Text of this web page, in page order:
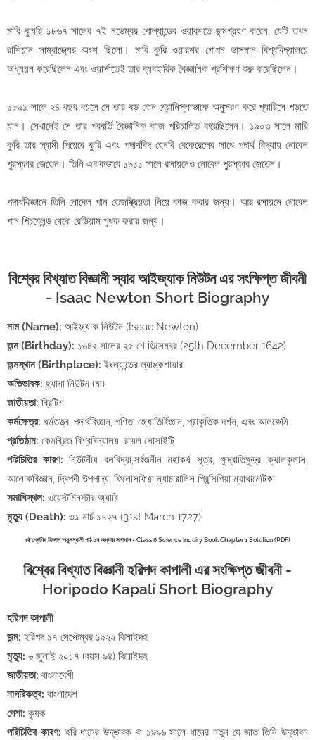
মারি ক্যুরি ১৮৬৭ সালের ৭ই নভেম্বর পোল্যান্ডের ওয়ারশতে জন্মগ্রহণ করেন, যেটি তখন
রাশিয়ান সাম্রাজ্যের অংশ ছিলো। মারি কুরি ওয়ারশর গোপন ভাসমান বিশ্ববিদ্যালয়ে
অধ্যয়ন করেছিলেন এবং ওয়ার্সাতেই তার ব্যবহারিক বৈজ্ঞানিক প্রশিক্ষণ শুরু করেছিলেন।
১৮৯১ সালে ২৪ বছর বয়সে সে তার বড় বোন ব্রোনিস্লাভাকে অনুসরণ করে প্যারিসে পড়তে
যান। সেখানেই সে তার পরবর্তি বৈজ্ঞানিক কাজ পরিচালিত করেছিলেন। ১৯০৩ সালে মারি
কুরি তার স্বামী পিয়েরে কুরি এবং পদার্থবিদ হেনরি বেকেরেলের সাথে পদার্থ বিদ্যায় নোবেল
পুরস্কার জেতেন। তিনি এককভাবে ১৯১১ সালে রসায়নেও নোবেল পুরস্কার জেতেন।
পদার্থবিজ্ঞানে তিনি নোবেল পান তেজষ্ক্রিয়তা নিয়ে কাজ করার জন্য। আর রসায়নে নোবেল
পান পিচব্লেন্ড থেকে রেডিয়াম পৃথক করার জন্য।
বিশ্বের বিখ্যাত বিজ্ঞানী স্যার আইজ্যাক নিউটন এর সংক্ষিপ্ত জীবনী
- Isaac Newton Short Biography
নাম (Name): আইজ্যাক নিউটন (Isaac Newton)
জন্ম (Birthday): ১৬৪২ সালের ২৫ শে ডিসেম্বর (25th December 1642)
জন্মস্থান (Birthplace): ইংল্যান্ডের ল্যাঙ্কশায়ার
অভিভাবক:হ্যানা নিউটন (মা)
জাতীয়তা: ব্রিটিশ
কর্মক্ষেত্র: ধর্মতত্ত্ব, পদার্থবিজ্ঞান, গণিত, জ্যোতির্বিজ্ঞান, প্রাকৃতিক দর্শন, এবং আলকেমি
প্রতিষ্ঠান: কেমব্রিজ বিশ্ববিদ্যালয়, রয়েল সোসাইটি
পরিচিতির কারণ: নিউটনীয় বলবিদ্যা,সর্বজনীন মহাকর্ষ সূত্র, ক্ষুদ্রাতিক্ষুদ্র ক্যালকুলাস,
আলোকবিজ্ঞান, দ্বিপদী উপপাদ্য, ফিলোসফিয়া ন্যাচারালিস প্রিন্সিপিয়া ম্যাথামেটিকা
সমাধিস্থল: ওয়েস্টমিনস্টার অ্যাবি
মৃত্যু (Death): ৩১ মার্চ ১৭২৭ (31st March 1727)
৬ষ্ঠ শ্রেণির বিজ্ঞান অনুসন্ধানী পাঠ ১ম অধ্যায় সমাধান - Class 6 Science Inquiry Book Chapter 1 Solution (PDF)
বিশ্বের বিখ্যাত বিজ্ঞানী হরিপদ কাপালী এর সংক্ষিপ্ত জীবনী -
Horipodo Kapali Short Biography
হরিপদ কাপালী
জন্ম: হরিপদ ১৭ সেপ্টেম্বর ১৯২২ ঝিনাইদহ
মৃত্যু: ৬ জুলাই ২০১৭ (বয়স ৯৪) ঝিনাইদহ
জাতীয়তা: বাংলাদেশী
নাগরিকত্ব: বাংলাদেশ
পেশা: কৃষক
পরিচিতির কারণ: হরি ধানের উদ্ভাবক বা ১৯৯৬ সালে ধানের নতুন যে জাত তিনি উদ্ভাবন